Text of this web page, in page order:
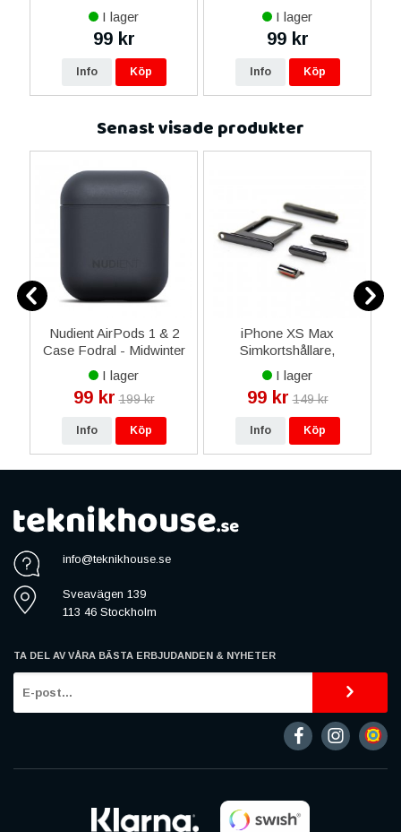
I lager
99 kr
Info Köp
I lager
99 kr
Info Köp
Senast visade produkter
Nudient AirPods 1 & 2
Case Fodral - Midwinter
Blue
I lager
99 kr 199 kr
Info Köp
iPhone XS Max
Simkortshållare,
Sidoknappar - Svart
I lager
99 kr 149 kr
Info Köp
info@teknikhouse.se
Sveavägen 139
113 46 Stockholm
TA DEL AV VÅRA BÄSTA ERBJUDANDEN & NYHETER